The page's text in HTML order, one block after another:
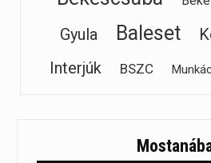
Gyula
Baleset
Interjúk BSZC